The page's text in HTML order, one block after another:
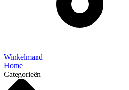
Winkelmand
Home
Categorieën